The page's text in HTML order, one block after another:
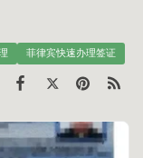
菲律宾快速办理签证